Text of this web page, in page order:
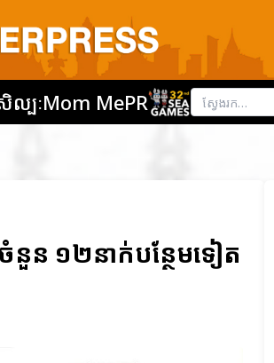
ល្បៈMom MePR
នួន ១២នាក់បន្ថែមទៀត